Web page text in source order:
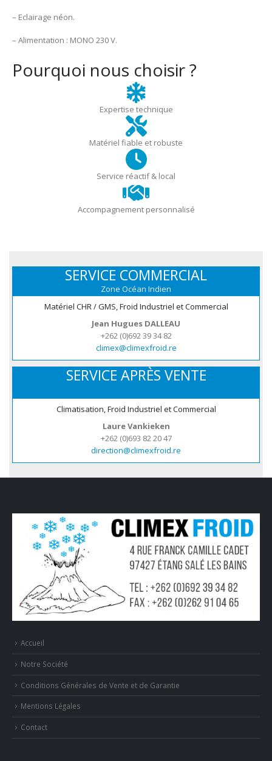
– Eclairage néon.
– Alimentation : MONO 230 V.
Pourquoi nous choisir ?
Expertise technique
Matériel fiable et robuste
Service réactif & local
Accompagnement personnalisé
SERVICE COMMERCIAL
Zone Océan Indien
Matériel CHR / GMS, Froid Industriel et Commercial
Jean Hugues DALLEAU
+262 (0)692 39 34 82
climex@climexfroid.re
SERVICE APRÈS VENTE
Climatisation, Froid Industriel et Commercial
Laure Vankieken
+262 (0)693 82 20 47
direction@climexfroid.re
Accueil
Notre Société
Conditions Générales de Vente et de Garantie
Mentions Légales
Contact